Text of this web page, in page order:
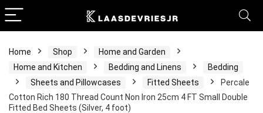
Home Shop
Home and Garden
Home and Kitchen
Bedding and Linens
Bedding
Sheets and Pillowcases
Fitted Sheets
Percale
Cotton Rich 180 Thread Count Non Iron 25cm 4 FT Small Double
Fitted Bed Sheets (Silver, 4 foot)